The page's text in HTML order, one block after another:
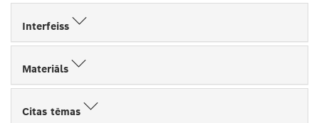
Interfeiss
Materiāls
Citas tēmas